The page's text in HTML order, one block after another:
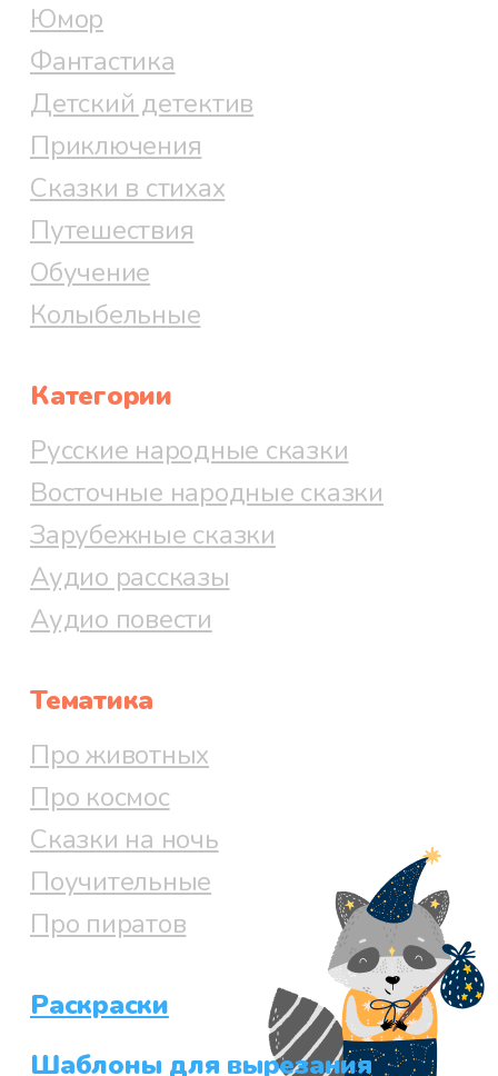
Юмор
Фантастика
Детский детектив
Приключения
Сказки в стихах
Путешествия
Обучение
Колыбельные
Категории
Русские народные сказки
Восточные народные сказки
Зарубежные сказки
Аудио рассказы
Аудио повести
Тематика
Про животных
Про космос
Сказки на ночь
Поучительные
Про пиратов
Раскраски
Шаблоны для вырезания